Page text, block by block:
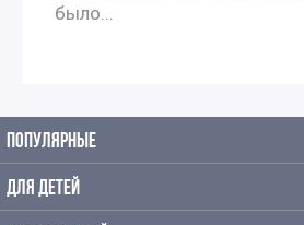
было...
ПОПУЛЯРНЫЕ
ДЛЯ ДЕТЕЙ